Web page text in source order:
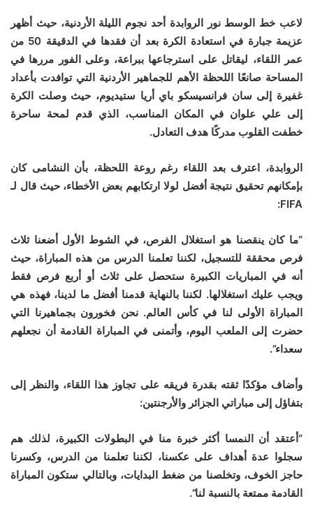
لاعب خط الوسط نور الروابدة أحد نجوم الليلة الأردنية، حيث أظهر
عزيمة جبارة في استعادة الكرة بعد أن فقدها في الدقيقة 50 من
عمر اللقاء، ليقاتل على استرجاعها ببراعة، وعلى الفور مررها في
المساحة صانعًا اللحظة الأهم للجماهير الأردنية التي توافدت بأعداد
غفيرة إلى سان فرانسيسكو باي أريا ستيديوم، حيث وصلت الكرة
إلى علي علوان في المكان المناسب، الذي قدم لمحة ساحرة
خطفت القلوب مدركًا هدف التعادل.
الروابدة، اعترف بعد اللقاء رغم روعة اللحظة، بأن النشامى كان
بإمكانهم تحقيق نتيجة أفضل لولا ارتكابهم بعض الأخطاء، حيث قال لـ
FIFA:
“ما كان ينقصنا هو استغلال الفرص، في الشوط الأول أضعنا ثلاث
فرص محققة للتسجيل، لكننا تعلمنا الدرس من هذه المباراة، حيث
أنه في المباريات الكبيرة ستحصل على ثلاث أو أربع فرص فقط
ويجب عليك استغلالها. لكننا بالنهاية قدمنا أفضل ما لدينا، فهذه هي
المباراة الأولى لنا في كأس العالم. نحن فخورون بجماهيرنا التي
حضرت إلى الملعب اليوم، وأتمنى في المباراة القادمة أن نجعلهم
سعداء”.
وأضاف مؤكدًا ثقته بقدرة فريقه على تجاوز هذا اللقاء، والنظر إلى
بتفاؤل إلى مباراتي الجزائر والأرجنتين:
“أعتقد أن النمسا أكثر خبرة منا في البطولات الكبيرة، لذلك هم
سجلوا عدة أهداف على عكسنا، لكننا تعلمنا من الدرس، وكسرنا
حاجز الخوف، وتخلصنا من ضغط البدايات، وبالتالي ستكون المباراة
القادمة ممتعة بالنسبة لنا”.